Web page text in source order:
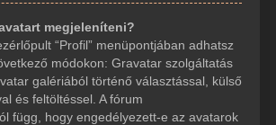
megjeleníteni?
“Profil” menüpontjában adhatsz
módokon: Gravatar szolgáltatás
galériából történő választással, külső
és feltöltéssel. A fórum
függ, hogy engedélyezett-e az avatarok